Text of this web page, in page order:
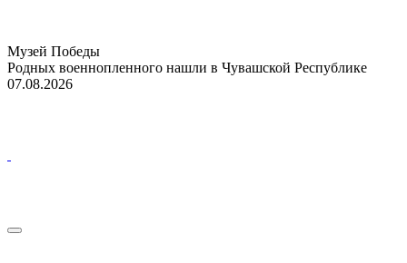
Музей Победы
Родных военнопленного нашли в Чувашской Республике
07.08.2026